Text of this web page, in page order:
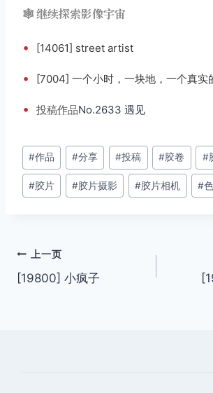
🕸️ 继续探索影像宇宙
• [14061] street artist
• [7004] 一个小时，一块地，一个真实
• 投稿作品No.2633 遇见
文
章
标
#作品 #分享 #投稿 #胶卷 #
#胶片 #胶片摄影 #胶片相机 #
文
章
上一页
[19800] 小疯子